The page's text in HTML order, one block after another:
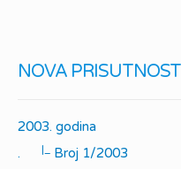
NOVA PRISUTNOST
2003. godina
.
|_
Broj 1/2003